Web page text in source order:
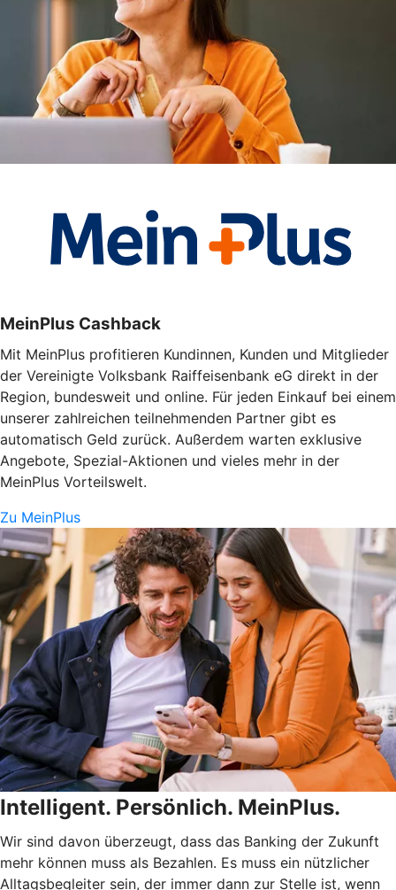
MeinPlus Cashback
Mit MeinPlus profitieren Kundinnen, Kunden und Mitglieder
der Vereinigte Volksbank Raiffeisenbank eG direkt in der
Region, bundesweit und online. Für jeden Einkauf bei einem
unserer zahlreichen teilnehmenden Partner gibt es
automatisch Geld zurück. Außerdem warten exklusive
Angebote, Spezial-Aktionen und vieles mehr in der
MeinPlus Vorteilswelt.
Zu MeinPlus
Intelligent. Persönlich. MeinPlus.
Wir sind davon überzeugt, dass das Banking der Zukunft
mehr können muss als Bezahlen. Es muss ein nützlicher
Alltagsbegleiter sein, der immer dann zur Stelle ist, wenn